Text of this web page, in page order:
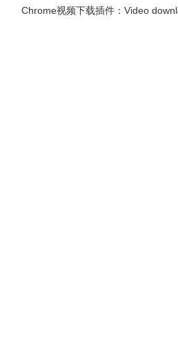
Chrome视频下载插件：Video